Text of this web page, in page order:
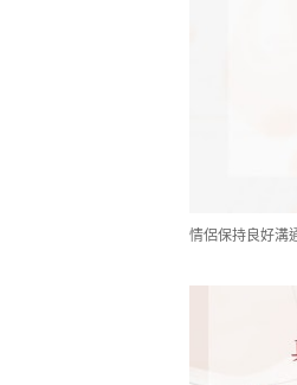
情侶保持良好溝